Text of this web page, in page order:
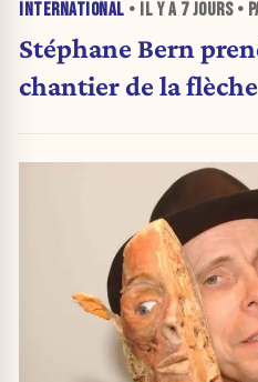
INTERNATIONAL • IL Y A 7 JOURS•
Stéphane Bern
chantier de la